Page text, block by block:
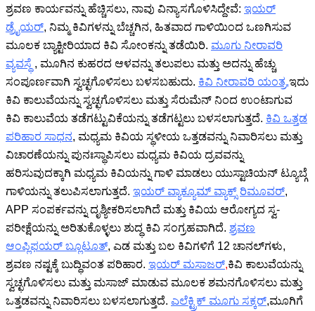
ಶ್ರವಣ ಕಾರ್ಯವನ್ನು ಹೆಚ್ಚಿಸಲು, ನಾವು ವಿನ್ಯಾಸಗೊಳಿಸಿದ್ದೇವೆ: ಇಯರ್
ಡ್ರೈಯರ್, ನಿಮ್ಮ ಕಿವಿಗಳನ್ನು ಬೆಚ್ಚಗಿನ, ಹಿತವಾದ ಗಾಳಿಯಿಂದ ಒಣಗಿಸುವ
ಮೂಲಕ ಬ್ಯಾಕ್ಟೀರಿಯಾದ ಕಿವಿ ಸೋಂಕನ್ನು ತಡೆಯಿರಿ. ಮೂಗು ನೀರಾವರಿ
ವ್ಯವಸ್ಥೆ , ಮೂಗಿನ ಕುಹರದ ಆಳವನ್ನು ತಲುಪಲು ಮತ್ತು ಅದನ್ನು ಹೆಚ್ಚು
ಸಂಪೂರ್ಣವಾಗಿ ಸ್ವಚ್ಛಗೊಳಿಸಲು ಬಳಸಬಹುದು. ಕಿವಿ ನೀರಾವರಿ ಯಂತ್ರ,ಇದು
ಕಿವಿ ಕಾಲುವೆಯನ್ನು ಸ್ವಚ್ಛಗೊಳಿಸಲು ಮತ್ತು ಸೆರುಮೆನ್ ನಿಂದ ಉಂಟಾಗುವ
ಕಿವಿ ಕಾಲುವೆಯ ತಡೆಗಟ್ಟುವಿಕೆಯನ್ನು ತಡೆಗಟ್ಟಲು ಬಳಸಲಾಗುತ್ತದೆ. ಕಿವಿ ಒತ್ತಡ
ಪರಿಹಾರ ಸಾಧನ, ಮಧ್ಯಮ ಕಿವಿಯ ಸ್ಥಳೀಯ ಒತ್ತಡವನ್ನು ನಿವಾರಿಸಲು ಮತ್ತು
ವಿಚಾರಣೆಯನ್ನು ಪುನಃಸ್ಥಾಪಿಸಲು ಮಧ್ಯಮ ಕಿವಿಯ ದ್ರವವನ್ನು
ಹರಿಸುವುದಕ್ಕಾಗಿ ಮಧ್ಯಮ ಕಿವಿಯನ್ನು ಗಾಳಿ ಮಾಡಲು ಯುಸ್ಟಾಚಿಯನ್ ಟ್ಯೂಬ್ಗೆ
ಗಾಳಿಯನ್ನು ತಲುಪಿಸಲಾಗುತ್ತದೆ. ಇಯರ್ ವ್ಯಾಕ್ಯೂಮ್ ವ್ಯಾಕ್ಸ್ ರಿಮೂವರ್,
APP ಸಂಪರ್ಕವನ್ನು ದೃಶ್ಯೀಕರಿಸಲಾಗಿದೆ ಮತ್ತು ಕಿವಿಯ ಆರೋಗ್ಯದ ಸ್ವ-
ಪರೀಕ್ಷೆಯನ್ನು ಅರಿತುಕೊಳ್ಳಲು ಶುದ್ಧ ಕಿವಿ ಸಂಗ್ರಹವಾಗಿದೆ. ಶ್ರವಣ
ಆಂಪ್ಲಿಫಯರ್ ಬ್ಲೂಟೂತ್, ಎಡ ಮತ್ತು ಬಲ ಕಿವಿಗಳಿಗೆ 12 ಚಾನಲ್‌ಗಳು,
ಶ್ರವಣ ನಷ್ಟಕ್ಕೆ ಬುದ್ಧಿವಂತ ಪರಿಹಾರ. ಇಯರ್ ಮಸಾಜರ್,ಕಿವಿ ಕಾಲುವೆಯನ್ನು
ಸ್ವಚ್ಛಗೊಳಿಸಲು ಮತ್ತು ಮಸಾಜ್ ಮಾಡುವ ಮೂಲಕ ಶಮನಗೊಳಿಸಲು ಮತ್ತು
ಒತ್ತಡವನ್ನು ನಿವಾರಿಸಲು ಬಳಸಲಾಗುತ್ತದೆ. ಎಲೆಕ್ಟ್ರಿಕ್ ಮೂಗು ಸಕ್ಕರ್,ಮೂಗಿಗೆ